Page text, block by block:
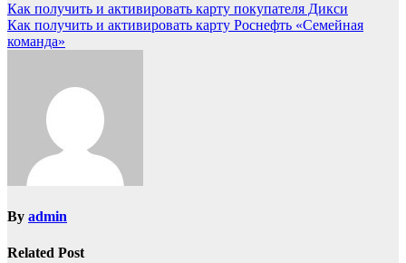
Как получить и активировать карту покупателя Дикси
Как получить и активировать карту Роснефть «Семейная
команда»
By admin
Related Post